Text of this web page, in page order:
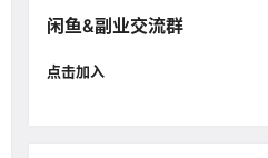
闲鱼&副业交流群
点击加入